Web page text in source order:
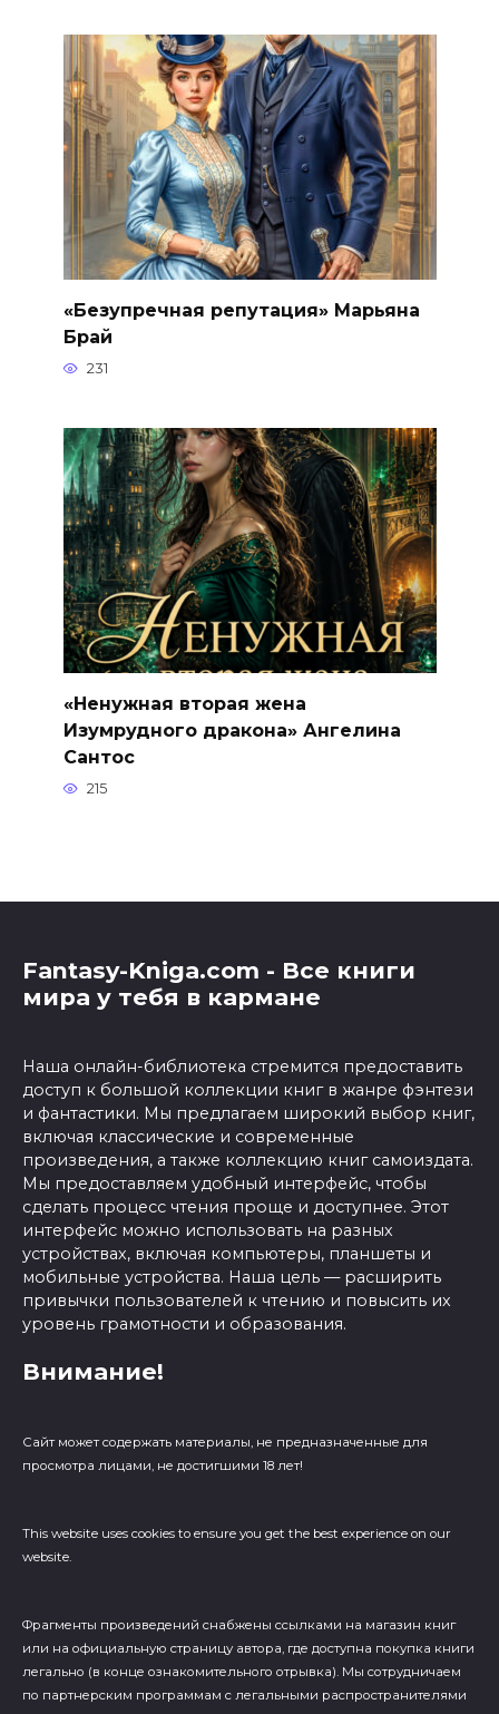
«Безупречная репутация» Марьяна
Брай
231
«Ненужная вторая жена
Изумрудного дракона» Ангелина
Сантос
215
Fantasy-Kniga.com - Все книги
мира у тебя в кармане
Наша онлайн-библиотека стремится предоставить
доступ к большой коллекции книг в жанре фэнтези
и фантастики. Мы предлагаем широкий выбор книг,
включая классические и современные
произведения, а также коллекцию книг самоиздата.
Мы предоставляем удобный интерфейс, чтобы
сделать процесс чтения проще и доступнее. Этот
интерфейс можно использовать на разных
устройствах, включая компьютеры, планшеты и
мобильные устройства. Наша цель — расширить
привычки пользователей к чтению и повысить их
уровень грамотности и образования.
Внимание!
Сайт может содержать материалы, не предназначенные для
просмотра лицами, не достигшими 18 лет!
This website uses cookies to ensure you get the best experience on our
website.
Фрагменты произведений cнабжены ссылками на магазин книг
или на официальную страницу автора, где доступна покупка книги
легально (в конце ознакомительного отрывка). Мы сотрудничаем
по партнерским программам с легальными распространителями